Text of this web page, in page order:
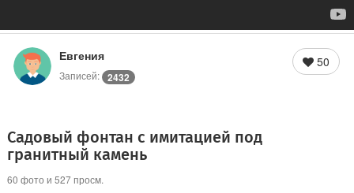
Евгения
Записей: 2432
50
Садовый фонтан с имитацией под
гранитный камень
60 фото и 527 просм.